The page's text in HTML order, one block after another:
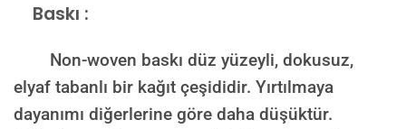
Baskı :
Non-woven baskı düz yüzeyli, dokusuz,
elyaf tabanlı bir kağıt çeşididir. Yırtılmaya
dayanımı diğerlerine göre daha düşüktür.